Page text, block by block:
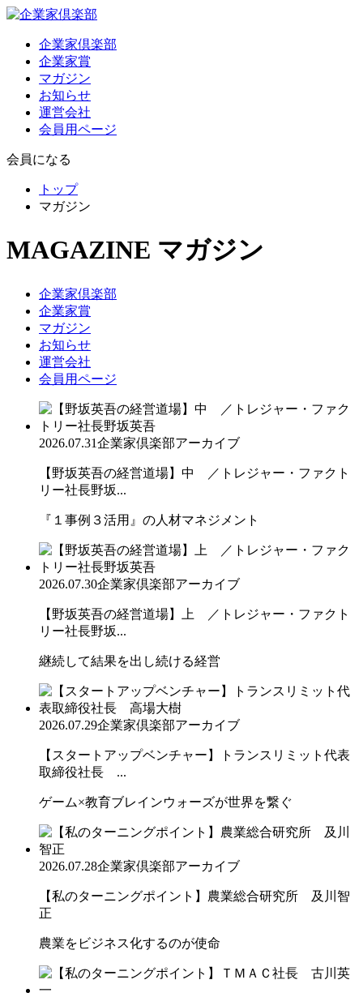
企業家倶楽部
企業家賞
マガジン
お知らせ
運営会社
会員用ページ
会員になる
トップ
マガジン
MAGAZINE マガジン
企業家倶楽部
企業家賞
マガジン
お知らせ
運営会社
会員用ページ
2026.07.31企業家倶楽部アーカイブ
【野坂英吾の経営道場】中 ／トレジャー・ファクト
リー社長野坂...
『１事例３活用』の人材マネジメント
2026.07.30企業家倶楽部アーカイブ
【野坂英吾の経営道場】上 ／トレジャー・ファクト
リー社長野坂...
継続して結果を出し続ける経営
2026.07.29企業家倶楽部アーカイブ
【スタートアップベンチャー】トランスリミット代表
取締役社長 ...
ゲーム×教育ブレインウォーズが世界を繋ぐ
2026.07.28企業家倶楽部アーカイブ
【私のターニングポイント】農業総合研究所 及川智
正
農業をビジネス化するのが使命